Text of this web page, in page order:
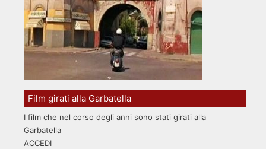
Film girati alla Garbatella
I film che nel corso degli anni sono stati girati alla
Garbatella
ACCEDI